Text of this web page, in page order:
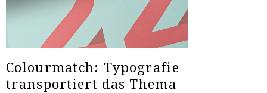
Colourmatch: Typografie
transportiert das Thema